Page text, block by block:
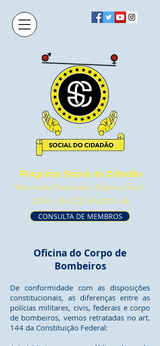
CONSULTA DE MEMBROS
Programa Social do Cidadão
"Movimento Passando o Brasil a Limpo".
CNPJ: 08.573.345/0001-46
Oficina do Corpo de
Bombeiros
De conformidade com as disposições
constitucionais, as diferenças entre as
polícias militares, civis, federais e corpo
de bombeiros, vemos retratadas no art.
144 da Constituição Federal: